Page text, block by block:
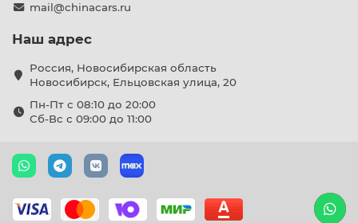
mail@chinacars.ru
Наш адрес
Россия, Новосибирская область
Новосибирск, Ельцовская улица, 20
Пн-Пт с 08:10 до 20:00
Сб-Вс с 09:00 до 11:00